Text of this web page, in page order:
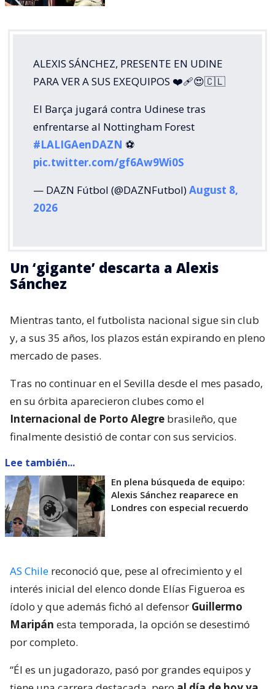
ALEXIS SÁNCHEZ, PRESENTE EN UDINE
PARA VER A SUS EXEQUIPOS ❤️‍🩹😍🇨🇱
El Barça jugará contra Udinese tras
enfrentarse al Nottingham Forest
#LALIGAenDAZN ⚽️
pic.twitter.com/gf6Aw9Wi0S
— DAZN Fútbol (@DAZNFutbol)August 8,
2026
Un ‘gigante’ descarta a Alexis
Sánchez
Mientras tanto, el futbolista nacional sigue sin club
y, a sus 35 años, los plazos están expirando en pleno
mercado de pases.
Tras no continuar en el Sevilla desde el mes pasado,
en su órbita aparecieron clubes como el
Internacional de Porto Alegre brasileño, que
finalmente desistió de contar con sus servicios.
Lee también...
En plena búsqueda de equipo:
Alexis Sánchez reaparece en
Londres con especial recuerdo
AS Chile reconoció que, pese al ofrecimiento y el
interés inicial del elenco donde Elías Figueroa es
ídolo y que además fichó al defensor Guillermo
Maripán esta temporada, la opción se desestimó
por completo.
“Él es un jugadorazo, pasó por grandes equipos y